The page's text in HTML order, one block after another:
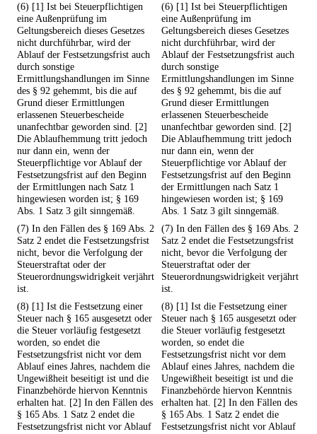
(6) [1] Ist bei Steuerpflichtigen
eine Außenprüfung im
Geltungsbereich dieses Gesetzes
nicht durchführbar, wird der
Ablauf der Festsetzungsfrist auch
durch sonstige
Ermittlungshandlungen im Sinne
des § 92 gehemmt, bis die auf
Grund dieser Ermittlungen
erlassenen Steuerbescheide
unanfechtbar geworden sind. [2]
Die Ablaufhemmung tritt jedoch
nur dann ein, wenn der
Steuerpflichtige vor Ablauf der
Festsetzungsfrist auf den Beginn
der Ermittlungen nach Satz 1
hingewiesen worden ist; § 169
Abs. 1 Satz 3 gilt sinngemäß.
(6) [1] Ist bei Steuerpflichtigen
eine Außenprüfung im
Geltungsbereich dieses Gesetzes
nicht durchführbar, wird der
Ablauf der Festsetzungsfrist auch
durch sonstige
Ermittlungshandlungen im Sinne
des § 92 gehemmt, bis die auf
Grund dieser Ermittlungen
erlassenen Steuerbescheide
unanfechtbar geworden sind. [2]
Die Ablaufhemmung tritt jedoch
nur dann ein, wenn der
Steuerpflichtige vor Ablauf der
Festsetzungsfrist auf den Beginn
der Ermittlungen nach Satz 1
hingewiesen worden ist; § 169
Abs. 1 Satz 3 gilt sinngemäß.
(7) In den Fällen des § 169 Abs. 2
Satz 2 endet die Festsetzungsfrist
nicht, bevor die Verfolgung der
Steuerstraftat oder der
Steuerordnungswidrigkeit verjährt
ist.
(7) In den Fällen des § 169 Abs. 2
Satz 2 endet die Festsetzungsfrist
nicht, bevor die Verfolgung der
Steuerstraftat oder der
Steuerordnungswidrigkeit verjährt
ist.
(8) [1] Ist die Festsetzung einer
Steuer nach § 165 ausgesetzt oder
die Steuer vorläufig festgesetzt
worden, so endet die
Festsetzungsfrist nicht vor dem
Ablauf eines Jahres, nachdem die
Ungewißheit beseitigt ist und die
Finanzbehörde hiervon Kenntnis
erhalten hat. [2] In den Fällen des
§ 165 Abs. 1 Satz 2 endet die
Festsetzungsfrist nicht vor Ablauf
(8) [1] Ist die Festsetzung einer
Steuer nach § 165 ausgesetzt oder
die Steuer vorläufig festgesetzt
worden, so endet die
Festsetzungsfrist nicht vor dem
Ablauf eines Jahres, nachdem die
Ungewißheit beseitigt ist und die
Finanzbehörde hiervon Kenntnis
erhalten hat. [2] In den Fällen des
§ 165 Abs. 1 Satz 2 endet die
Festsetzungsfrist nicht vor Ablauf